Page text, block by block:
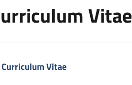
Vitae
Curriculum Vitae